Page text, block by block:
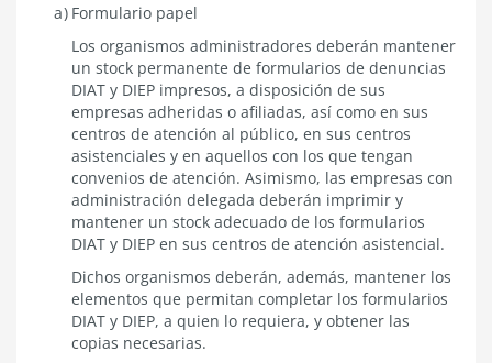
DIAT Formulario papel
Los organismos administradores deberán mantener
un stock permanente de formularios de denuncias
DIAT y DIEP impresos, a disposición de sus
empresas adheridas o afiliadas, así como en sus
centros de atención al público, en sus centros
asistenciales y en aquellos con los que tengan
convenios de atención. Asimismo, las empresas con
administración delegada deberán imprimir y
mantener un stock adecuado de los formularios
DIAT y DIEP en sus centros de atención asistencial.
Dichos organismos deberán, además, mantener los
elementos que permitan completar los formularios
DIAT y DIEP, a quien lo requiera, y obtener las
copias necesarias.